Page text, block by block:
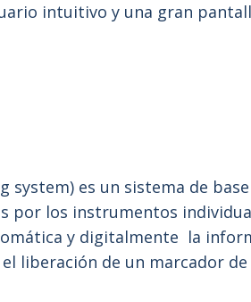
intuitivo y una gran
system) es un sistema de
por los instrumentos
y digitalmente la
liberación de un marcador de